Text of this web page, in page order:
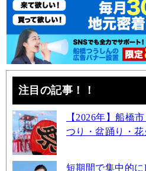
注目の記事！！
【2026年】船橋
つり・盆踊り・
短期間で集中的に